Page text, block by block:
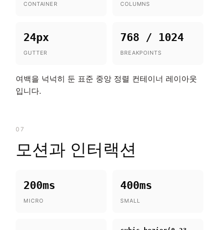
CONTAINER COLUMNS
24px
GUTTER
768 / 1024
BREAKPOINTS
여백을 넉넉히 둔 표준 중앙 정렬 컨테이너 레이아웃
입니다.
07
모션과 인터랙션
200ms
MICRO
400ms
SMALL